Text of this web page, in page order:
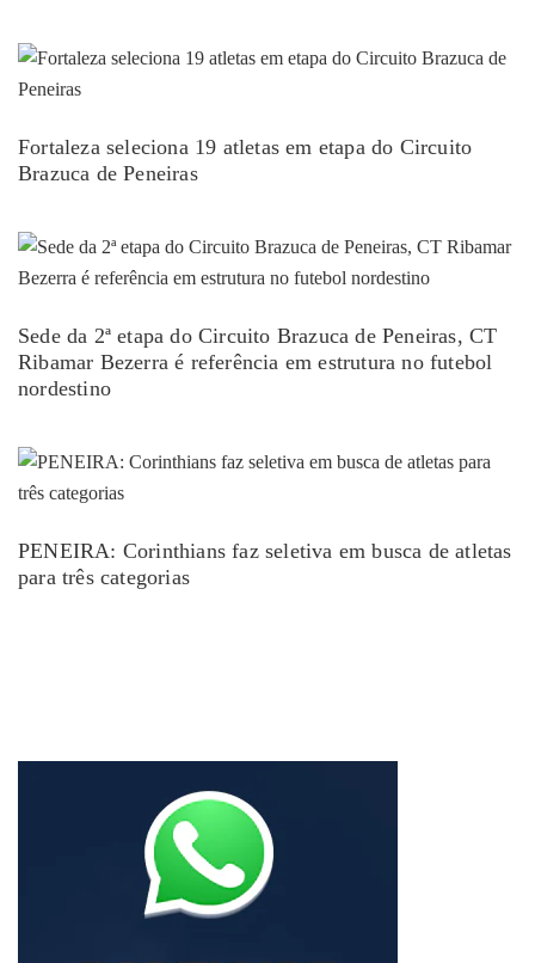
Fortaleza seleciona 19 atletas em etapa do Circuito
Brazuca de Peneiras
Sede da 2ª etapa do Circuito Brazuca de Peneiras, CT
Ribamar Bezerra é referência em estrutura no futebol
nordestino
PENEIRA: Corinthians faz seletiva em busca de atletas
para três categorias